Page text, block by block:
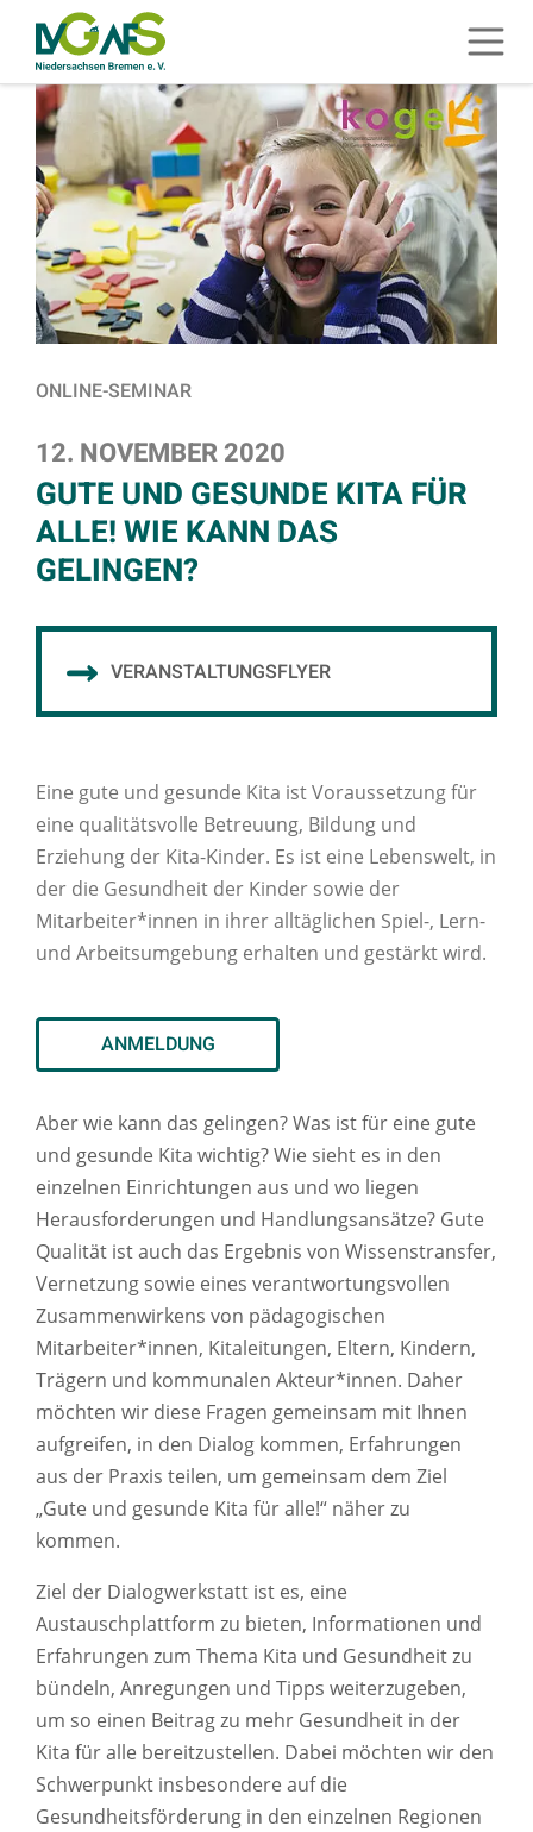
ZUM HAUPTINHALT SPRINGEN
ZUR SUCHE SPRINGEN
ONLINE-SEMINAR
12. NOVEMBER 2020
GUTE UND GESUNDE KITA FÜR
ALLE! WIE KANN DAS
GELINGEN?
VERANSTALTUNGSFLYER
Eine gute und gesunde Kita ist Voraussetzung für
eine qualitätsvolle Betreuung, Bildung und
Erziehung der Kita-Kinder. Es ist eine Lebenswelt, in
der die Gesundheit der Kinder sowie der
Mitarbeiter*innen in ihrer alltäglichen Spiel-, Lern-
und Arbeitsumgebung erhalten und gestärkt wird.
ANMELDUNG
Aber wie kann das gelingen? Was ist für eine gute
und gesunde Kita wichtig? Wie sieht es in den
einzelnen Einrichtungen aus und wo liegen
Herausforderungen und Handlungsansätze? Gute
Qualität ist auch das Ergebnis von Wissenstransfer,
Vernetzung sowie eines verantwortungsvollen
Zusammenwirkens von pädagogischen
Mitarbeiter*innen, Kitaleitungen, Eltern, Kindern,
Trägern und kommunalen Akteur*innen. Daher
möchten wir diese Fragen gemeinsam mit Ihnen
aufgreifen, in den Dialog kommen, Erfahrungen
aus der Praxis teilen, um gemeinsam dem Ziel
„Gute und gesunde Kita für alle!“ näher zu
kommen.
Ziel der Dialogwerkstatt ist es, eine
Austauschplattform zu bieten, Informationen und
Erfahrungen zum Thema Kita und Gesundheit zu
bündeln, Anregungen und Tipps weiterzugeben,
um so einen Beitrag zu mehr Gesundheit in der
Kita für alle bereitzustellen. Dabei möchten wir den
Schwerpunkt insbesondere auf die
Gesundheitsförderung in den einzelnen Regionen